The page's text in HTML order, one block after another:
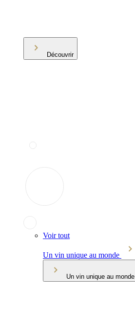
Découvrir
Voir tout
Un vin unique au monde
Un vin unique au monde